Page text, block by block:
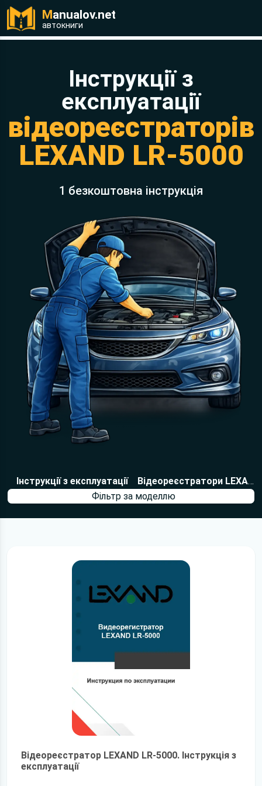
Manualov.net
автокниги
Інструкції з
експлуатації
відеореєстраторів
LEXAND LR-5000
1 безкоштовна інструкція
Головна
Інструкції з експлуатації
Відеореєстратори LEXAND
Фільтр за моделлю
Відеореєстратор LEXAND LR-5000. Інструкція з
експлуатації